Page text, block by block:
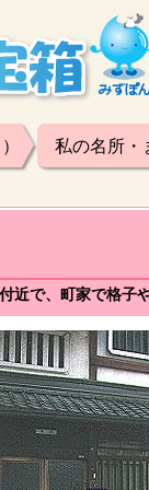
私の名所・
近で、町家で格子